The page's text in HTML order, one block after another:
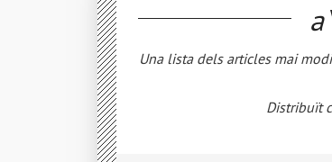
a
Una lista dels articles mai
Distribuït